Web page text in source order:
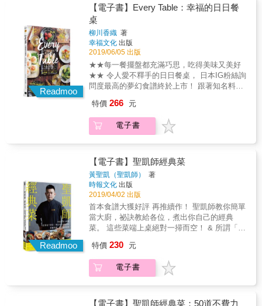
制膽固醇的吸收，同時能防止血糖值急速上
升，有效預防生活習慣病的形成。檸檬的外皮
亦含有大量的果膠。 6.檸檬油精 檸檬油精除了
能散發令人放鬆的精油香味，還能刺激交感神
經，讓腦袋變得清明，也有增進食慾的效果，
同時能促進血液循環，加速新陳代謝的效率。
對於提升免疫力，打造不易生病的體質也很有
助益喔。 本書特色 檸檬的形象一向非常健康，
魚類、海鮮、蔬菜、沙拉、湯品、甜食的日常
料理及創意料理，非常適合疫後此際
&mdash;&mdash;鼓勵自做料理、重視增強抵
抗力&mdash;&mdash;推出。
公開獨門泰國家常菜食譜，利用台灣就能買得
到的食材，精準教會你最簡易的作法，自在隨
性做出與泰國美味。 本書特色 ＊口味絕對道
地，為台灣人量身打造的調味程度。 ＊食譜的
每一項材料都是台灣可以取得的食材。 ＊作法
彈性，依照自己的喜好製作，短時間上菜沒問
題。 ＊泰國菜也能當成常備菜，一次做好，隨
時取用超方便。 ＊每一道菜清楚的背景說明，
★本書特色★ &bull; 吳鳳私藏30道土耳其家常
菜與成長故事 &bull; 與女兒合作示範料理步驟
&bull; 深入淺出介紹鄂圖曼帝國飲食發展及土
耳其飲食文化 &bull; 特別收錄土耳其伊斯坦堡
在地人的口袋餐廳 土耳其料理與法國、中國料
理並列為世界三大菜系，身為橫跨歐亞的大
國，結合東歐、希臘、中東、非洲的美食文
化，每個區域所發展出的料理風格，可說道道
都是具美味及代表性。 這本書為你們打開一扇
通往土耳其美食世界的門，土耳其有句俗諺：
吳鳳來台十三年，透過料理解鄉愁，也將回憶
及家鄉的味道分享給家人。這次，吳鳳大方分
享他的拿手好菜：土耳其傳統牛肉丸、雞肉鷹
&not;&hellip;&hellip;簡單、省時的作法，在台
灣容易取得的食材，保證第一次料理土耳其家
常菜就上手，讓你輕鬆享受一場土耳其味蕾之
旅！用餐愉快！Afiyet Olsun！
Readmoo
【電子書】Every Table：幸福的日日餐
桌
柳川香織 著
幸福文化 出版
2019/06/05 出版
★★每一餐擺盤都充滿巧思，吃得美味又美好
★★ 令人愛不釋手的日日餐桌， 日本IG粉絲詢
問度最高的夢幻食譜終於上市！ 跟著知名料理
美好生活實踐，就從餐桌開始， 34套早晚餐提
案+40道常備菜，簡單而豐盛， 讓每天的用餐
時刻，都變成令人怦然心動的瞬間！ 「我曾是
身體好的食物， 這個心情改變我對飲食概念，
進而開始自己做飯。」─── 柳川香織 【天天都
能享受！手感幸福味的4個輕鬆小技巧】 請記
住一個原則──「要是心情不保持輕鬆，做出來
的菜也不好吃。」 「不可能每天都想努力做
飯，也常想放鬆偷懶一下。」這是大家的心情
吧，沒關係，掌握4個小技巧就可以天天輕鬆上
菜。 ☆技巧1 &rarr;只要有一道主菜認真做，其
他都是平常準備的配菜 ☆技巧2&rarr;作法及調
巧3&rarr;選擇家人愛吃的主菜，坐在餐前心情
就會不一樣 ☆技巧4&rarr; 隨時為餐桌增添花草
或綠意 【每套餐點都會標示出「只要擺上
桌」、「現做的食物」】 節省搭配時間，快速
特價 266 元
電子書
Readmoo
【電子書】聖凱師經典菜
黃聖凱（聖凱師）
著
時報文化 出版
2019/04/02 出版
首本食譜大獲好評 再推續作！ 聖凱師教你簡單
當大廚，祕訣教給各位，煮出你自己的經典
菜。 這些菜端上桌絕對一掃而空！ & 所謂「經
心中都有的必吃菜單， 聖凱師嚴選50道非吃不
可的經典菜，包括了回憶、友情和不可錯過的
美味── 在地X異國X便當菜X省時壓力鍋X朋友
哩炒麵，街邊巷口的市場口味完美複製。 ★ 旅
特價 230 元
電子書
【電子書】聖凱師經典菜：50道不費力